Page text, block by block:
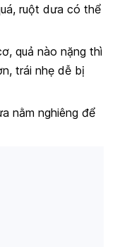
ruột dưa có thể
quả nào nặng thì
trái nhẹ dễ bị
nằm nghiêng để